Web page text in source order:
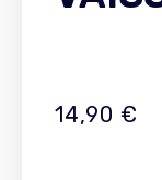
14,90 €